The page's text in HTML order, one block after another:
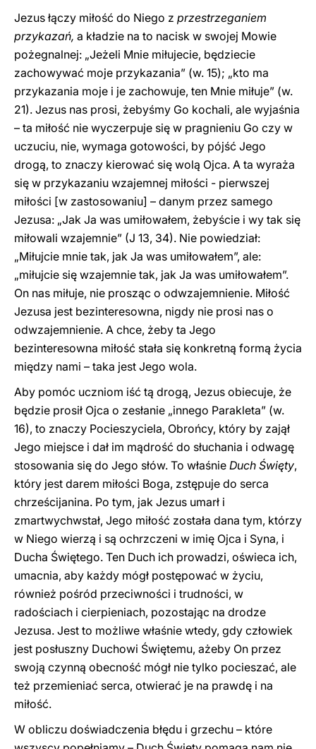
Jezus łączy miłość do Niego z przestrzeganiem
przykazań, a kładzie na to nacisk w swojej Mowie
pożegnalnej: „Jeżeli Mnie miłujecie, będziecie
zachowywać moje przykazania” (w. 15); „kto ma
przykazania moje i je zachowuje, ten Mnie miłuje” (w.
21). Jezus nas prosi, żebyśmy Go kochali, ale wyjaśnia
– ta miłość nie wyczerpuje się w pragnieniu Go czy w
uczuciu, nie, wymaga gotowości, by pójść Jego
drogą, to znaczy kierować się wolą Ojca. A ta wyraża
się w przykazaniu wzajemnej miłości - pierwszej
miłości [w zastosowaniu] – danym przez samego
Jezusa: „Jak Ja was umiłowałem, żebyście i wy tak się
miłowali wzajemnie” (J 13, 34). Nie powiedział:
„Miłujcie mnie tak, jak Ja was umiłowałem”, ale:
„miłujcie się wzajemnie tak, jak Ja was umiłowałem”.
On nas miłuje, nie prosząc o odwzajemnienie. Miłość
Jezusa jest bezinteresowna, nigdy nie prosi nas o
odwzajemnienie. A chce, żeby ta Jego
bezinteresowna miłość stała się konkretną formą życia
między nami – taka jest Jego wola.
Aby pomóc uczniom iść tą drogą, Jezus obiecuje, że
będzie prosił Ojca o zesłanie „innego Parakleta” (w.
16), to znaczy Pocieszyciela, Obrońcy, który by zajął
Jego miejsce i dał im mądrość do słuchania i odwagę
stosowania się do Jego słów. To właśnie Duch Święty,
który jest darem miłości Boga, zstępuje do serca
chrześcijanina. Po tym, jak Jezus umarł i
zmartwychwstał, Jego miłość została dana tym, którzy
w Niego wierzą i są ochrzczeni w imię Ojca i Syna, i
Ducha Świętego. Ten Duch ich prowadzi, oświeca ich,
umacnia, aby każdy mógł postępować w życiu,
również pośród przeciwności i trudności, w
radościach i cierpieniach, pozostając na drodze
Jezusa. Jest to możliwe właśnie wtedy, gdy człowiek
jest posłuszny Duchowi Świętemu, ażeby On przez
swoją czynną obecność mógł nie tylko pocieszać, ale
też przemieniać serca, otwierać je na prawdę i na
miłość.
W obliczu doświadczenia błędu i grzechu – które